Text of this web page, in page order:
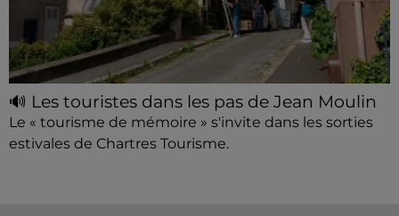
🔊 Les touristes dans les pas de Jean Moulin
Le « tourisme de mémoire » s'invite dans les sorties
estivales de Chartres Tourisme.